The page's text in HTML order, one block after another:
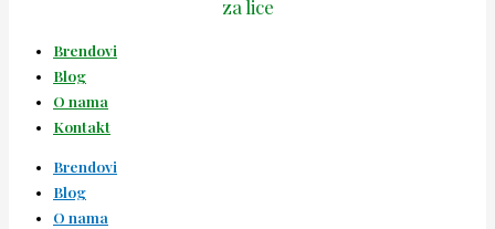
za lice
Brendovi
Blog
O nama
Kontakt
Brendovi
Blog
O nama